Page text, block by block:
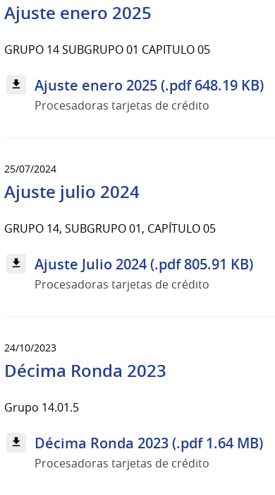
Ajuste enero 2025
GRUPO 14 SUBGRUPO 01 CAPITULO 05
Ajuste enero 2025 (.pdf 648.19 KB)
Procesadoras tarjetas de crédito
25/07/2024
Ajuste julio 2024
GRUPO 14, SUBGRUPO 01, CAPÍTULO 05
Ajuste Julio 2024 (.pdf 805.91 KB)
Procesadoras tarjetas de crédito
24/10/2023
Décima Ronda 2023
Grupo 14.01.5
Décima Ronda 2023 (.pdf 1.64 MB)
Procesadoras tarjetas de crédito